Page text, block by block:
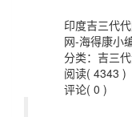
印度吉三代
网-海得康小
分类：吉三
阅读( 4343 )
评论( 0 )